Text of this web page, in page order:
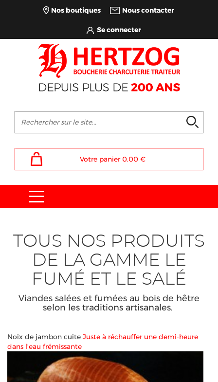
Nos boutiques Nous contacter
Votre panier 0.00 €
TOUS NOS PRODUITS
DE LA GAMME LE
FUMÉ ET LE SALÉ
Viandes salées et fumées au bois de hêtre
selon les traditions artisanales.
Noix de jambon cuite Juste à réchauffer une demi-heure
dans l'eau frémissante